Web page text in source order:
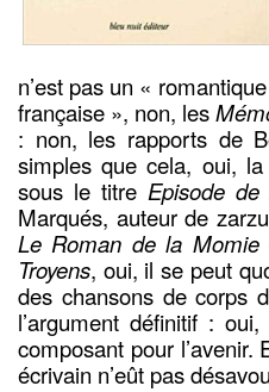
n’est pas un «
française », non, les
: non, les rapports de
simples que cela, oui,
sous le titre Episode de
Marqués, auteur de
Le Roman de la Momie
Troyens, oui, il se peut
des chansons de corps
l’argument définitif :
composant pour
écrivain n’eût pas